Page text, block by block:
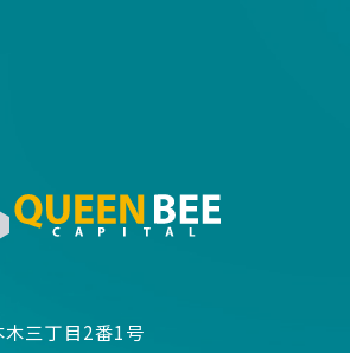
三丁目2番1号